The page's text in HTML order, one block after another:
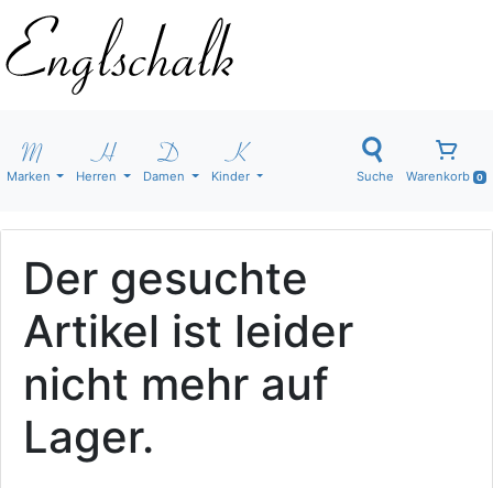
Marken Herren Damen Kinder Suche Warenkorb 0
Der gesuchte
Artikel ist leider
nicht mehr auf
Lager.